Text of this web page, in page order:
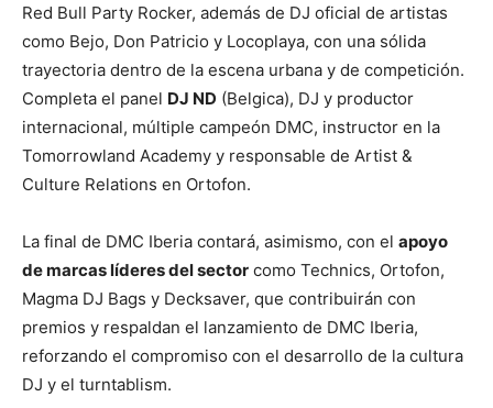
Red Bull Party Rocker, además de DJ oficial de artistas
como Bejo, Don Patricio y Locoplaya, con una sólida
trayectoria dentro de la escena urbana y de competición.
Completa el panel DJ ND (Belgica), DJ y productor
internacional, múltiple campeón DMC, instructor en la
Tomorrowland Academy y responsable de Artist &
Culture Relations en Ortofon.
La final de DMC Iberia contará, asimismo, con el apoyo
de marcas líderes del sector como Technics, Ortofon,
Magma DJ Bags y Decksaver, que contribuirán con
premios y respaldan el lanzamiento de DMC Iberia,
reforzando el compromiso con el desarrollo de la cultura
DJ y el turntablism.